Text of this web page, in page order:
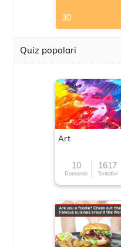
30
Quiz popolari
Art
10
Domande
1617
Tentativi